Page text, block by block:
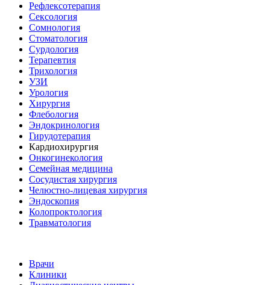
Рефлексотерапия
Сексология
Сомнология
Стоматология
Сурдология
Терапевтия
Трихология
УЗИ
Урология
Хирургия
Флебология
Эндокринология
Гирудотерапия
Кардиохирургия
Онкогинекология
Семейная медицина
Сосудистая хирургия
Челюстно-лицевая хирургия
Эндоскопия
Колопроктология
Травматология
Врачи
Клиники